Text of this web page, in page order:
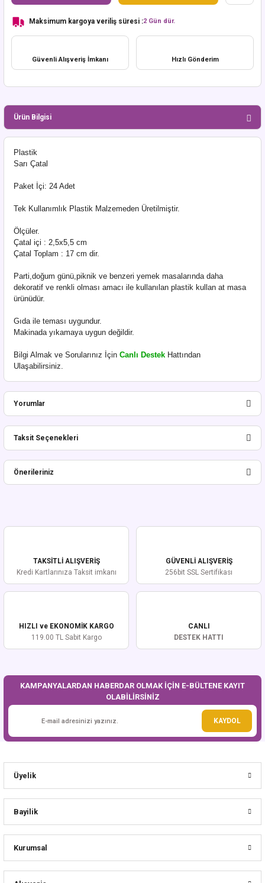
Maksimum kargoya veriliş süresi :2 Gün dür.
Güvenli Alışveriş İmkanı Hızlı Gönderim
Ürün Bilgisi
Plastik
Sarı Çatal
Paket İçi: 24 Adet
Tek Kullanımlık Plastik Malzemeden Üretilmiştir.
Ölçüler.
Çatal içi : 2,5x5,5 cm
Çatal Toplam : 17 cm dir.
Parti,doğum günü,piknik ve benzeri yemek masalarında daha
dekoratif ve renkli olması amacı ile kullanılan plastik kullan at masa
ürünüdür.
Gıda ile teması uygundur.
Makinada yıkamaya uygun değildir.
Bilgi Almak ve Sorularınız İçin Canlı Destek Hattından
Ulaşabilirsiniz.
Yorumlar
Bu ürüne ilk yorumu siz yapın!
Taksit Seçenekleri
Önerileriniz
Ürün resmi kalitesiz, bozuk veya görüntülenemiyor.
Ürün fiyatı diğer sitelerden daha pahalı.
Bu ürüne benzer farklı alternatifler olmalı.
TAKSİTLİ ALIŞVERİŞ
Kredi Kartlarınıza Taksit imkanı
GÜVENLİ ALIŞVERİŞ
256bit SSL Sertifikası
HIZLI ve EKONOMİK KARGO
119.00 TL Sabit Kargo
CANLI
DESTEK HATTI
KAMPANYALARDAN HABERDAR OLMAK İÇİN E-BÜLTENE KAYIT
OLABİLİRSİNİZ
KAYDOL
Üyelik
Bayilik
Kurumsal